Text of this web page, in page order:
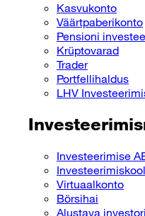
Kasvukonto
Väärtpaberikonto
Pensioni
Krüptovarad
Trader
Portfellihaldus
LHV
Investeerimise
Investeerimiskool
Virtuaalkonto
Börsihai
Alustava